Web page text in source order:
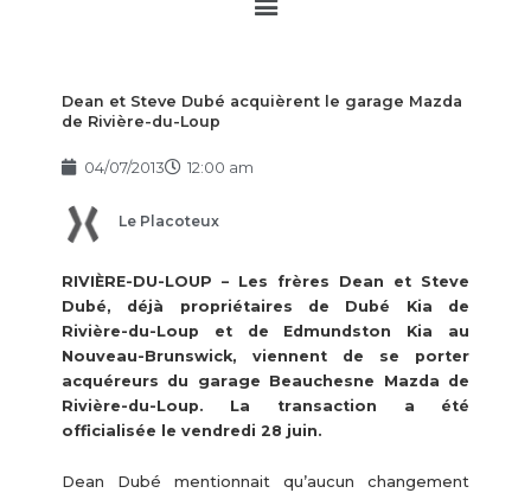
Dean et Steve Dubé acquièrent le garage Mazda
de Rivière-du-Loup
04/07/2013 12:00 am
Le Placoteux
RIVIÈRE-DU-LOUP – Les frères Dean et Steve
Dubé, déjà propriétaires de Dubé Kia de
Rivière-du-Loup et de Edmundston Kia au
Nouveau-Brunswick, viennent de se porter
acquéreurs du garage Beauchesne Mazda de
Rivière-du-Loup. La transaction a été
officialisée le vendredi 28 juin.
Dean Dubé mentionnait qu’aucun changement